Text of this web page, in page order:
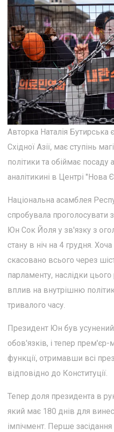
Авторка Наталія Бутирська
Східної Азії, має ступінь
політики та обіймає посаду
аналітикині в Центрі "Нова
Національна асамблея
спробувала проголосувати
Юн Сок Йоля у зв'язку з
стану в ніч на 4 грудня.
скасовано всього через
парламенту, наслідки
вплив на внутрішню
тривалого часу.
Президент Юн був
обов'язків, і тепер прем'єр-
функції, отримавши всі
відповідно до Конституції.
Тепер доля президента в
який має 180 днів для
імпічмент. Перше